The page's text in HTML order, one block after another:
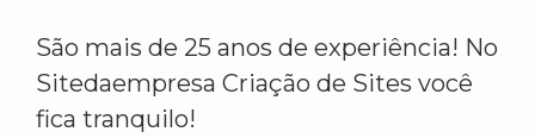
São mais de 25 anos de experiência! No
Sitedaempresa Criação de Sites você
fica tranquilo!